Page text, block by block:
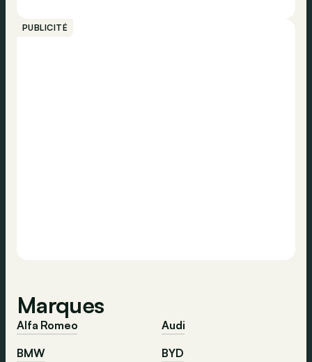
PUBLICITÉ
Marques
Alfa Romeo
Audi
BMW
BYD